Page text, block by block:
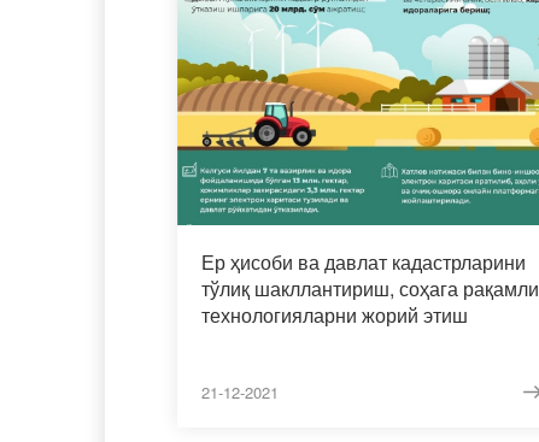
Ер ҳисоби ва давлат кадастрларини
тўлиқ шакллантириш, соҳага рақамли
технологияларни жорий этиш
21-12-2021